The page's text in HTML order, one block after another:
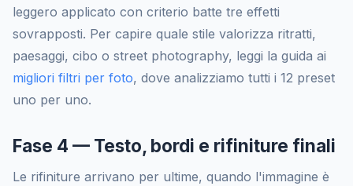
leggero applicato con criterio batte tre effetti
sovrapposti. Per capire quale stile valorizza ritratti,
paesaggi, cibo o street photography, leggi la guida ai
migliori filtri per foto, dove analizziamo tutti i 12 preset
uno per uno.
Fase 4 — Testo, bordi e rifiniture finali
Le rifiniture arrivano per ultime, quando l'immagine è